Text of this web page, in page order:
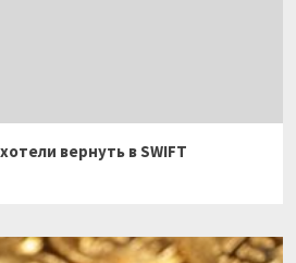
вернуть в SWIFT